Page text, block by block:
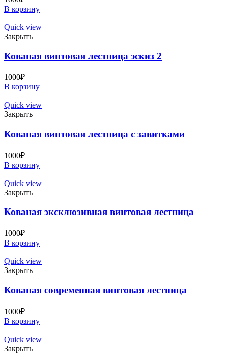
В корзину
Quick view
Закрыть
Кованая винтовая лестница эскиз 2
1000₽
В корзину
Quick view
Закрыть
Кованая винтовая лестница с завитками
1000₽
В корзину
Quick view
Закрыть
Кованая эксклюзивная винтовая лестница
1000₽
В корзину
Quick view
Закрыть
Кованая современная винтовая лестница
1000₽
В корзину
Quick view
Закрыть